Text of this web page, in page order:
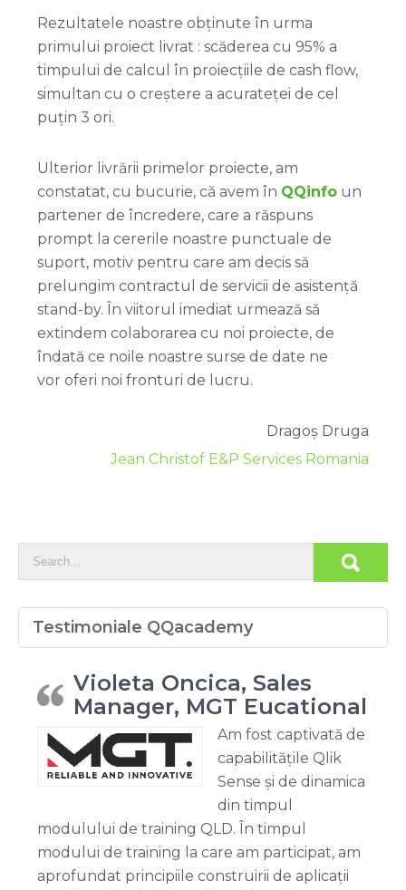
Rezultatele noastre obținute în urma
primului proiect livrat : scăderea cu 95% a
timpului de calcul în proiecțiile de cash flow,
simultan cu o creștere a acurateței de cel
puțin 3 ori.
Ulterior livrării primelor proiecte, am
constatat, cu bucurie, că avem în QQinfo un
partener de încredere, care a răspuns
prompt la cererile noastre punctuale de
suport, motiv pentru care am decis să
prelungim contractul de servicii de asistență
stand-by. În viitorul imediat urmează să
extindem colaborarea cu noi proiecte, de
îndată ce noile noastre surse de date ne
vor oferi noi fronturi de lucru.
Dragoș Druga
Jean Christof E&P Services Romania
Testimoniale QQacademy
Violeta Oncica, Sales
Manager, MGT Eucational
Am fost captivată de
capabilitățile Qlik
Sense și de dinamica
din timpul
modulului de training QLD. În timpul
modului de training la care am participat, am
aprofundat principiile construirii de aplicații